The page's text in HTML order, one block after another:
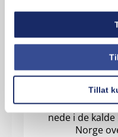
Tillat
Når du åpner en
enden på en
nede i de
Norge